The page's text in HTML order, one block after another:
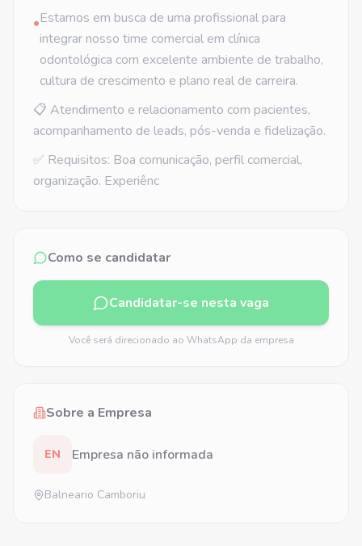
•Estamos em busca de uma profissional para
integrar nosso time comercial em clínica
odontológica com excelente ambiente de trabalho,
cultura de crescimento e plano real de carreira.
📋 Atendimento e relacionamento com pacientes,
acompanhamento de leads, pós-venda e fidelização.
✅ Requisitos: Boa comunicação, perfil comercial,
organização. Experiênc
Como se candidatar
Candidatar-se nesta vaga
Você será direcionado ao WhatsApp da empresa
Sobre a Empresa
EN Empresa não informada
Balneario Camboriu